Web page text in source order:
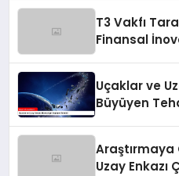
T3 Vakfı
Finansal
Uçaklar ve
Büyüyen
Araştırmaya
Uzay Enkazı